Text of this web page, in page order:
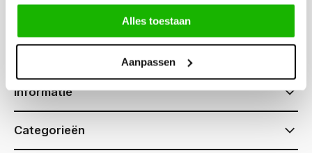
Alles toestaan
Aanpassen
Informatie
Categorieën